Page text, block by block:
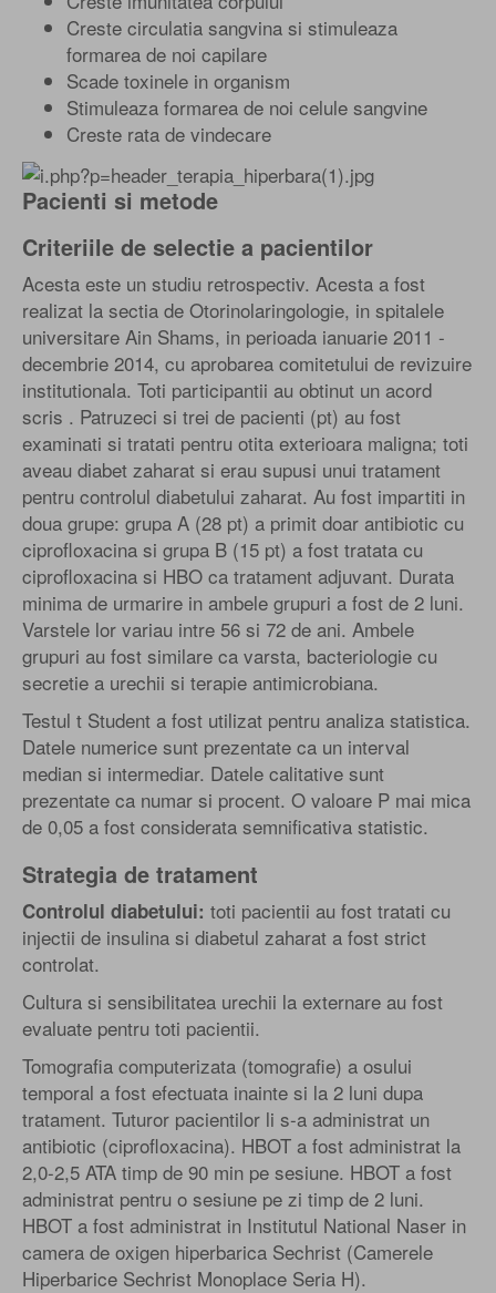
Creste circulatia sangvina si stimuleaza
formarea de noi capilare
Scade toxinele in organism
Stimuleaza formarea de noi celule sangvine
Creste rata de vindecare
Pacienti si metode
Criteriile de selectie a pacientilor
Acesta este un studiu retrospectiv. Acesta a fost
realizat la sectia de Otorinolaringologie, in spitalele
universitare Ain Shams, in perioada ianuarie 2011 -
decembrie 2014, cu aprobarea comitetului de revizuire
institutionala. Toti participantii au obtinut un acord
scris . Patruzeci si trei de pacienti (pt) au fost
examinati si tratati pentru otita exterioara maligna; toti
aveau diabet zaharat si erau supusi unui tratament
pentru controlul diabetului zaharat. Au fost impartiti in
doua grupe: grupa A (28 pt) a primit doar antibiotic cu
ciprofloxacina si grupa B (15 pt) a fost tratata cu
ciprofloxacina si HBO ca tratament adjuvant. Durata
minima de urmarire in ambele grupuri a fost de 2 luni.
Varstele lor variau intre 56 si 72 de ani. Ambele
grupuri au fost similare ca varsta, bacteriologie cu
secretie a urechii si terapie antimicrobiana.
Testul t Student a fost utilizat pentru analiza statistica.
Datele numerice sunt prezentate ca un interval
median si intermediar. Datele calitative sunt
prezentate ca numar si procent. O valoare P mai mica
de 0,05 a fost considerata semnificativa statistic.
Strategia de tratament
Controlul diabetului: toti pacientii au fost tratati cu
injectii de insulina si diabetul zaharat a fost strict
controlat.
Cultura si sensibilitatea urechii la externare au fost
evaluate pentru toti pacientii.
Tomografia computerizata (tomografie) a osului
temporal a fost efectuata inainte si la 2 luni dupa
tratament. Tuturor pacientilor li s-a administrat un
antibiotic (ciprofloxacina). HBOT a fost administrat la
2,0-2,5 ATA timp de 90 min pe sesiune. HBOT a fost
administrat pentru o sesiune pe zi timp de 2 luni.
HBOT a fost administrat in Institutul National Naser in
camera de oxigen hiperbarica Sechrist (Camerele
Hiperbarice Sechrist Monoplace Seria H).